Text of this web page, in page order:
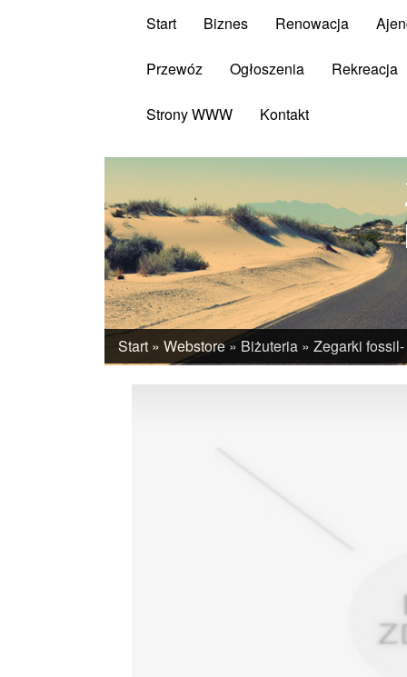
Start Biznes Renowacja
Przewóz Ogłoszenia Rekreacja
Strony WWW Kontakt
Start » Webstore» Biżuteria » Zegarki